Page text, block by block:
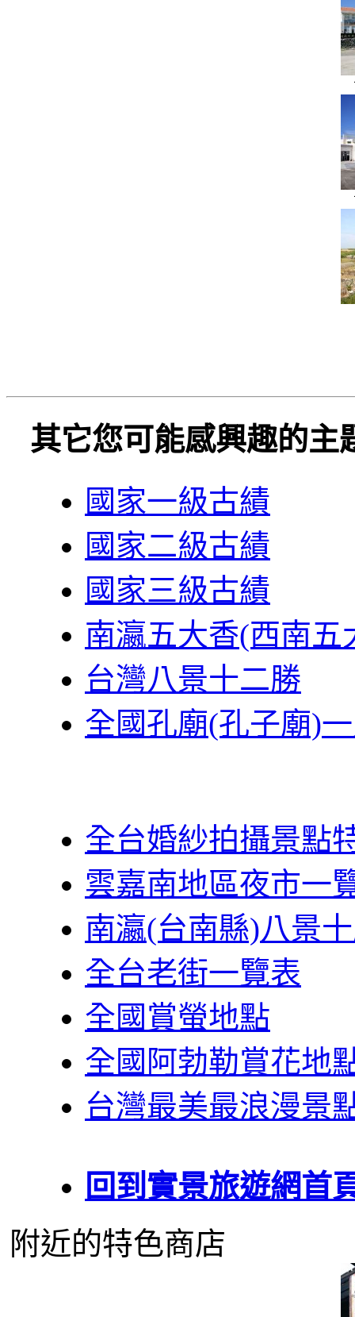
其它您可能感興趣的主
國家一級古績
國家二級古績
國家三級古績
南瀛五大香(西南五
台灣八景十二勝
全國孔廟(孔子廟)
全台婚紗拍攝景點
雲嘉南地區夜市一
南瀛(台南縣)八景
全台老街一覽表
全國賞螢地點
全國阿勃勒賞花地
台灣最美最浪漫景
回到實景旅遊網首
附近的特色商店